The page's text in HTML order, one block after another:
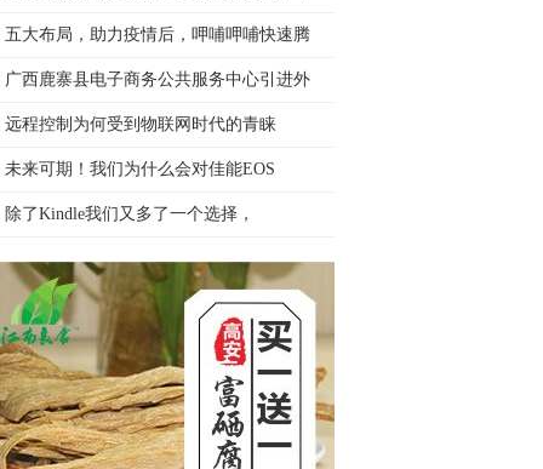
五大布局，助力疫情后，呷哺呷哺快速腾
广西鹿寨县电子商务公共服务中心引进外
远程控制为何受到物联网时代的青睐
未来可期！我们为什么会对佳能EOS
除了Kindle我们又多了一个选择，